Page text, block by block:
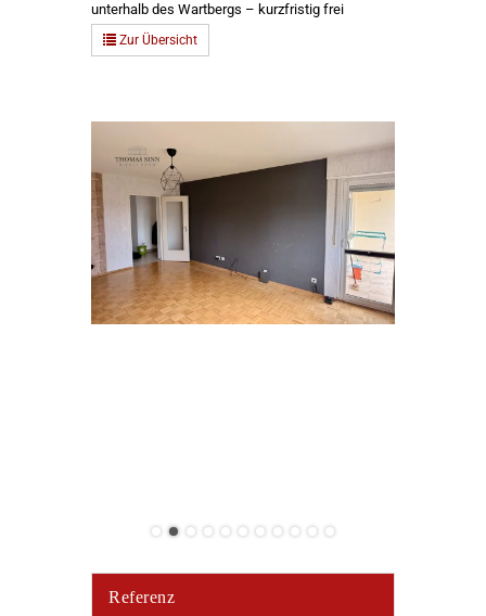
unterhalb des Wartbergs – kurzfristig frei
Zur Übersicht
Referenz